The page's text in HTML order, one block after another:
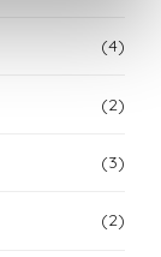
(4)
(2)
(3)
(2)